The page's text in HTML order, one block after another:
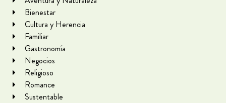
Bienestar
Cultura y Herencia
Familiar
Gastronomía
Negocios
Religioso
Romance
Sustentable